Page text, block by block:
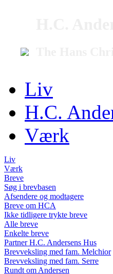
Liv
H.C.
Værk
Liv
Værk
Breve
Søg i brevbasen
Afsendere og modtagere
Breve om HCA
Ikke tidligere trykte breve
Alle breve
Enkelte breve
Partner H.C. Andersens Hus
Brevveksling med fam. Melchior
Brevveksling med fam. Serre
Rundt om Andersen